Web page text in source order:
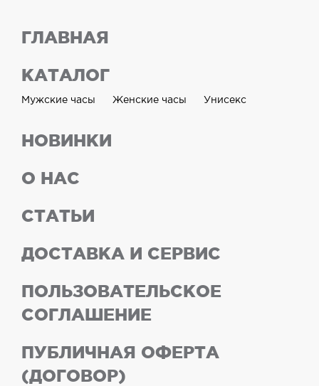
ГЛАВНАЯ
КАТАЛОГ
Мужские часы Женские часы Унисекс
НОВИНКИ
О НАС
СТАТЬИ
ДОСТАВКА И СЕРВИС
ПОЛЬЗОВАТЕЛЬСКОЕ
СОГЛАШЕНИЕ
ПУБЛИЧНАЯ ОФЕРТА
(ДОГОВОР)